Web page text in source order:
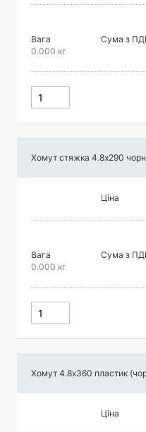
Вага
0.000 кг
Сума з
Хомут стяжка 4.8х290
Ціна
Вага
0.000 кг
Сума з
Хомут 4.8х360 пластик
Ціна